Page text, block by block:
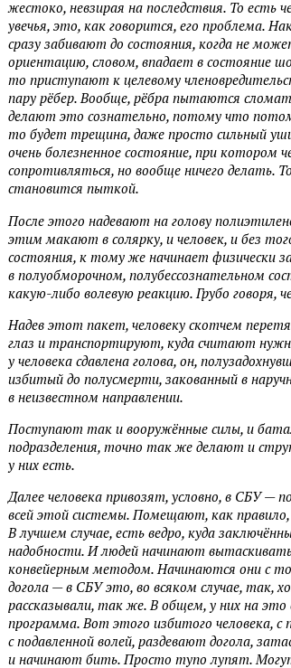
жестоко, невзирая на последствия. То есть
увечья, это, как говорится, его проблема.
сразу забивают до состояния, когда не
ориентацию, словом, впадает в состояние
то приступают к целевому
пару рёбер. Вообще, рёбра пытаются
делают это сознательно, потому что
то будет трещина, даже просто сильный
очень болезненное состояние, при котором
сопротивляться, но вообще ничего делать.
становится пыткой.
После этого надевают на голову
этим макают в солярку, и человек, и без
состояния, к тому же начинает физически
в полуобморочном, полубессознательном
какую-либо волевую реакцию. Грубо говоря,
Надев этот пакет, человеку скотчем
глаз и транспортируют, куда считают
у человека сдавлена голова, он,
избитый до полусмерти, закованный в
в неизвестном направлении.
Поступают так и вооружённые силы, и
подразделения, точно так же делают и
у них есть.
Далее человека привозят, условно, в СБУ —
всей этой системы. Помещают, как
В лучшем случае, есть ведро, куда
надобности. И людей начинают
конвейерным методом. Начинаются они с
догола — в СБУ это, во всяком случае, так,
рассказывали, так же. В общем, у них на
программа. Вот этого избитого человека,
с подавленной волей, раздевают догола,
и начинают бить. Просто тупо лупят.